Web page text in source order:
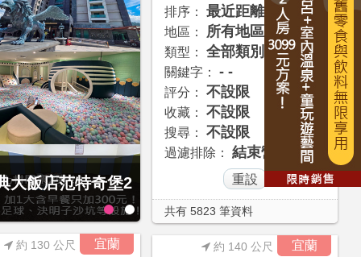
大飯店范特奇堡2
起享4人1泊1食
排序： 最近距離
地區： 所有地區
類型： 全部類別
關鍵字： - -
評分： 不設限
收藏： 不設限
搜尋： 不設限
過濾排除： 結束營業
共有 5823 筆資料
宜蘭
約 130 公尺 宜蘭
約 140 公尺